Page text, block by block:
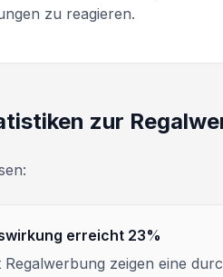
zu reagieren.
zur
erreicht 23%
zeigen eine